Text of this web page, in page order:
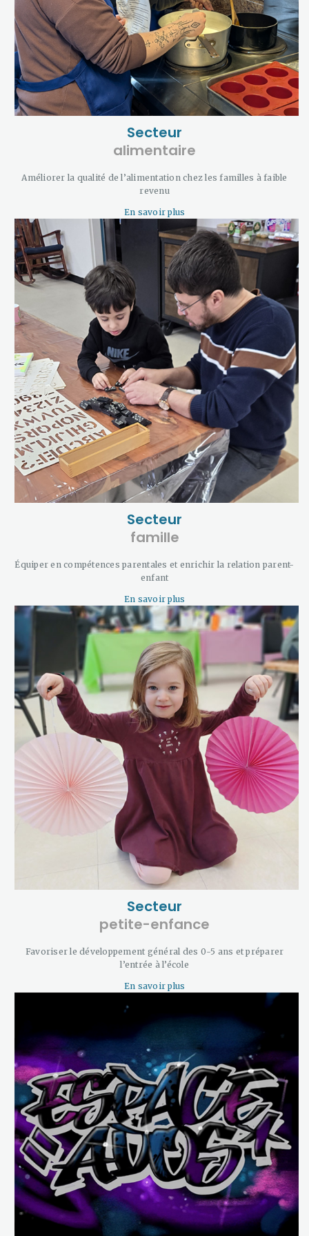
Secteur
alimentaire
Améliorer la qualité de l’alimentation chez les familles à faible
revenu
En savoir plus
Secteur
famille
Équiper en compétences parentales et enrichir la relation parent-
enfant
En savoir plus
Secteur
petite-enfance
Favoriser le développement général des 0-5 ans et préparer
l’entrée à l’école
En savoir plus